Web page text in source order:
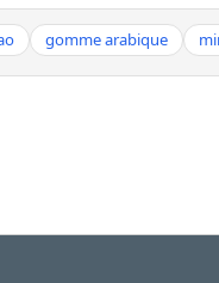
gomme arabique